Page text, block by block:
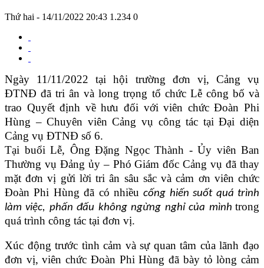
Thứ hai - 14/11/2022 20:43 1.234 0
Ngày 11/11/2022 tại hội trường đơn vị, Cảng vụ
ĐTNĐ đã tri ân và long trọng tổ chức Lễ công bố và
trao Quyết định về hưu đối với viên chức Đoàn Phi
Hùng – Chuyên viên Cảng vụ công tác tại Đại diện
Cảng vụ ĐTNĐ số 6.
Tại buổi Lễ, Ông Đặng Ngọc Thành - Ủy viên Ban
Thường vụ Đảng ủy – Phó Giám đốc Cảng vụ đã thay
mặt đơn vị gửi lời tri ân sâu sắc và cảm ơn viên chức
Đoàn Phi Hùng đã có nhiềucống hiến suốt quá trình
làm việc, phấn đấu không ngừng nghỉ của mình trong
quá trình công tác tại đơn vị.
Xúc động trước tình cảm và sự quan tâm của lãnh đạo
đơn vị,viên chức Đoàn Phi Hùngđã bày tỏ lòng cảm